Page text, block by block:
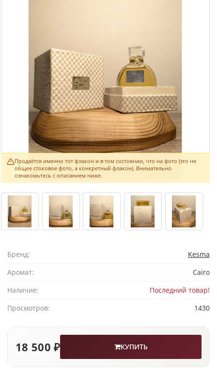
Продаётся именно тот флакон и в том состоянии, что на фото (это не
общее стоковое фото, а конкретный флакон). Внимательно
ознакомьтесь с описанием ниже.
Бренд:
Kesma
Аромат:
Cairo
Наличие:
Последний товар!
Просмотров:
1430
18 500 ₽ КУПИТЬ